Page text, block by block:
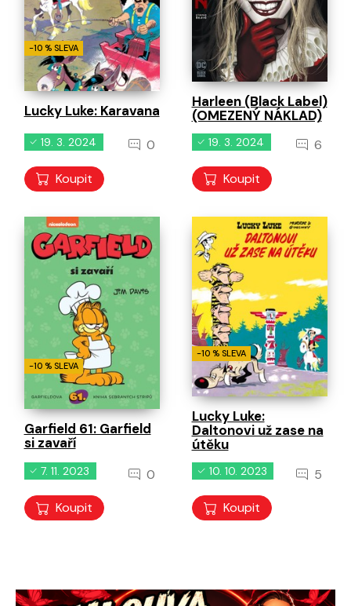
-10 % SLEVA
Lucky Luke: Karavana
19. 3. 2024 0
Koupit
Harleen (Black Label)
(OMEZENÝ NÁKLAD)
19. 3. 2024 6
Koupit
-10 % SLEVA
Garfield 61: Garfield
si zavaří
7. 11. 2023 0
Koupit
-10 % SLEVA
Lucky Luke:
Daltonovi už zase na
útěku
10. 10. 2023 5
Koupit